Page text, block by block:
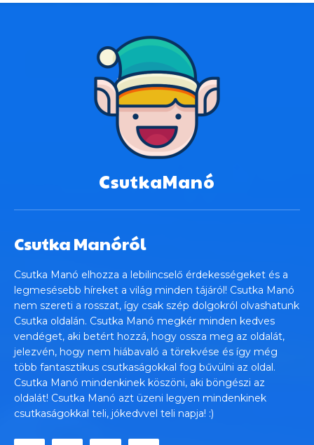
CsutkaManó
Csutka Manóról
Csutka Manó elhozza a lebilincselő érdekességeket és a
legmesésebb híreket a világ minden tájáról! Csutka Manó
nem szereti a rosszat, így csak szép dolgokról olvashatunk
Csutka oldalán. Csutka Manó megkér minden kedves
vendéget, aki betért hozzá, hogy ossza meg az oldalát,
jelezvén, hogy nem hiábavaló a törekvése és így még
több fantasztikus csutkaságokkal fog bűvülni az oldal.
Csutka Manó mindenkinek köszöni, aki böngészi az
oldalát! Csutka Manó azt üzeni legyen mindenkinek
csutkaságokkal teli, jókedvvel teli napja! :)